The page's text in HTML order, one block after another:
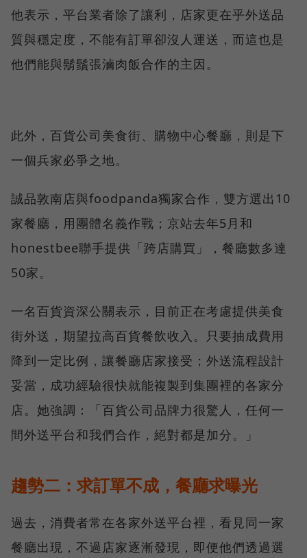
他表示，平台業者除了讓利，店家更在乎外送品
質與穩定度，不能有訂單卻沒人運送，而這也是
他們能與鬍鬚張滷肉飯合作的主因。
此外，百貨公司美食街、購物中心餐廳，則是下
一個兵家必爭之地。
誠品敦南店與foodpanda獨家合作，雙方選出10
家餐廳，用團體名義作戰；京站去年5月和
honestbee聯手提供「跨店購買」，餐廳數多達
50家。
一名百貨資深公關表示，目前正在考慮提供美食
街外送，期望拉高百貨餐飲收入。只要抽成費用
降到一定比例，讓餐廳店家接受；外送流程設計
妥當，成功經驗很快就能複製到集團裡的各家分
店。她強調：「百貨公司品牌力很驚人，任何一
間外送平台和我們合作，絕對都是加分。」
趨勢二：求訂單不成，餐廳求曝光
過去，消費者常在各家外送平台裡，看見同一家
餐廳出現，不過店家逐漸發現，即便他們透過選